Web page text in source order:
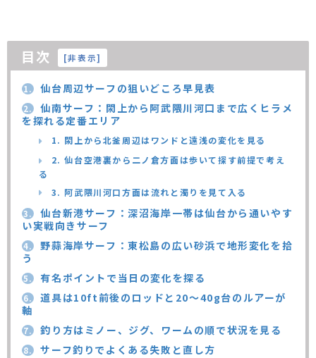
目次 [非表示]
1. 仙台周辺サーフの狙いどころ早見表
2.
仙南サーフ：閖上から阿武隈川河口まで広くヒラメ
を探れる定番エリア
1. 閖上から北釜周辺はワンドと遠浅の変化を見る
2. 仙台空港裏から二ノ倉方面は歩いて探す前提で考え
る
3. 阿武隈川河口方面は流れと濁りを見て入る
3.
仙台新港サーフ：深沼海岸一帯は仙台から通いやす
い実戦向きサーフ
4.
野蒜海岸サーフ：東松島の広い砂浜で地形変化を拾
う
5. 有名ポイントで当日の変化を探る
6.
道具は10ft前後のロッドと20〜40g台のルアーが
軸
7. 釣り方はミノー、ジグ、ワームの順で状況を見る
8. サーフ釣りでよくある失敗と直し方